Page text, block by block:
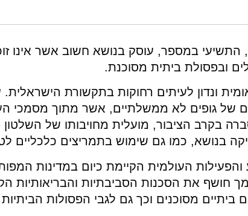
התשיעי במספר, עוסק בנושא חשוב אשר אינו
ובפסולת ביתית מסוכנת.
ונדון לעיתים רחוקות בתקשורת
של גופים לא ממשלתיים, אשר מתוך מסמכי
בקרב הציבור, מועלית מחויבותו של השלטון
בנושא, כמו גם שימוש בתמריצים כלכליים
העולמית הקיימת כיום במדינות
חושף את הסכנות הסביבתיות והבריאותיות
ביתיים מסוכנים וכך גם לגבי הפסולות